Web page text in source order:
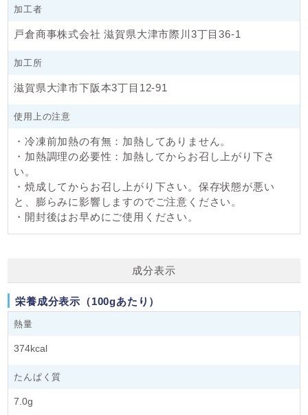
さいませ。
どうぞ、よろしくお願い申し上げます。
冷凍生地ラインナップ
冷凍庫から
取り出して焼くだけ
バターのみ使用の
本格生地
デニッシュ系
加工者
戸倉商事株式会社 滋賀県大津市際川3丁目36-1
加工所
滋賀県大津市下阪本3丁目12-91
使用上の注意
・冷凍前加熱の有無：加熱してありません。
・加熱調理の必要性：加熱してからお召し上がり下さ
い。
・焼成 してからお召し上がり下さい。保存状態が悪い
と、膨らみに影響しますのでご注意ください。
・開封後はお早めにご使用ください。
成分表示
栄養成分表示（100gあたり）
熱量
374kcal
たんぱく質
7.0g